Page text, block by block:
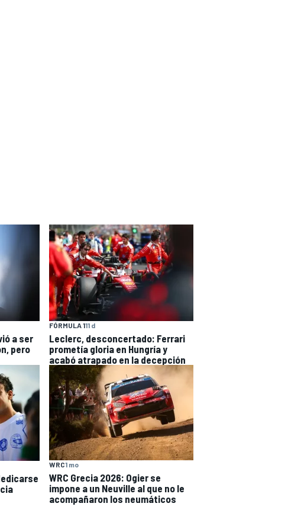
a ser
pero
FÓRMULA 111 d
Leclerc, desconcertado: Ferrari
prometía gloria en Hungría y
acabó atrapado en la decepción
WRC1 mo
WRC Grecia 2026: Ogier se
impone a un Neuville al que no le
acompañaron los neumáticos